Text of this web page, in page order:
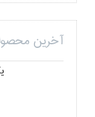
آخرین